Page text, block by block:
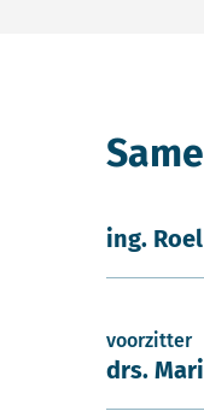
ing.
voorzitter
drs.